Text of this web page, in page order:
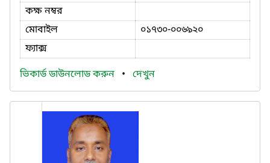
কক্ষ নম্বর
মোবাইল
০১৭৩০-০০৬৯২০
ফ্যাক্স
ভিকার্ড ডাউনলোড করুন • দেখুন